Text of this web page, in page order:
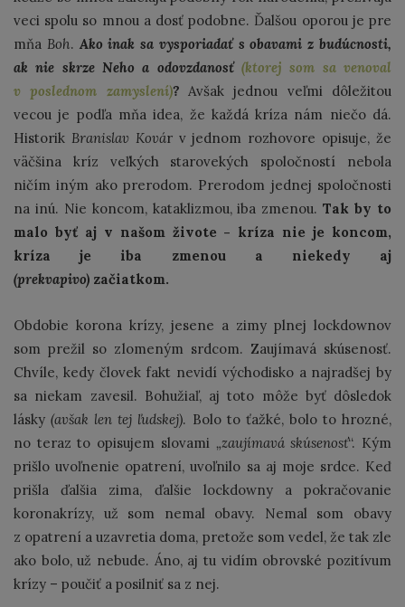
veci spolu so mnou a dosť podobne. Ďalšou oporou je pre
mňa Boh. Ako inak sa vysporiadať s obavami z budúcnosti,
ak nie skrze Neho a odovzdanosť (ktorej som sa venoval
v poslednom zamyslení)?Avšak jednou veľmi dôležitou
vecou je podľa mňa idea, že každá kríza nám niečo dá.
Historik Branislav Kovár v jednom rozhovore opisuje, že
väčšina kríz veľkých starovekých spoločností nebola
ničím iným ako prerodom. Prerodom jednej spoločnosti
na inú. Nie koncom, kataklizmou, iba zmenou.Tak by to
malo byť aj v našom živote - kríza nie je koncom,
kríza je iba zmenou a niekedy aj
(prekvapivo) začiatkom.
Obdobie korona krízy, jesene a zimy plnej lockdownov
som prežil so zlomeným srdcom. Zaujímavá skúsenosť.
Chvíle, kedy človek fakt nevidí východisko a najradšej by
sa niekam zavesil. Bohužiaľ, aj toto môže byť dôsledok
lásky(avšak len tej ľudskej). Bolo to ťažké, bolo to hrozné,
no teraz to opisujem slovami „zaujímavá skúsenosť“. Kým
prišlo uvoľnenie opatrení, uvoľnilo sa aj moje srdce. Keď
prišla ďalšia zima, ďalšie lockdowny a pokračovanie
koronakrízy, už som nemal obavy. Nemal som obavy
z opatrení a uzavretia doma, pretože som vedel, že tak zle
ako bolo, už nebude. Áno, aj tu vidím obrovské pozitívum
krízy – poučiť a posilniť sa z nej.